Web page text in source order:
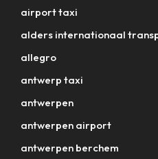
airport taxi
alders internationaal
allegro
antwerp taxi
antwerpen
antwerpen airport
antwerpen berchem